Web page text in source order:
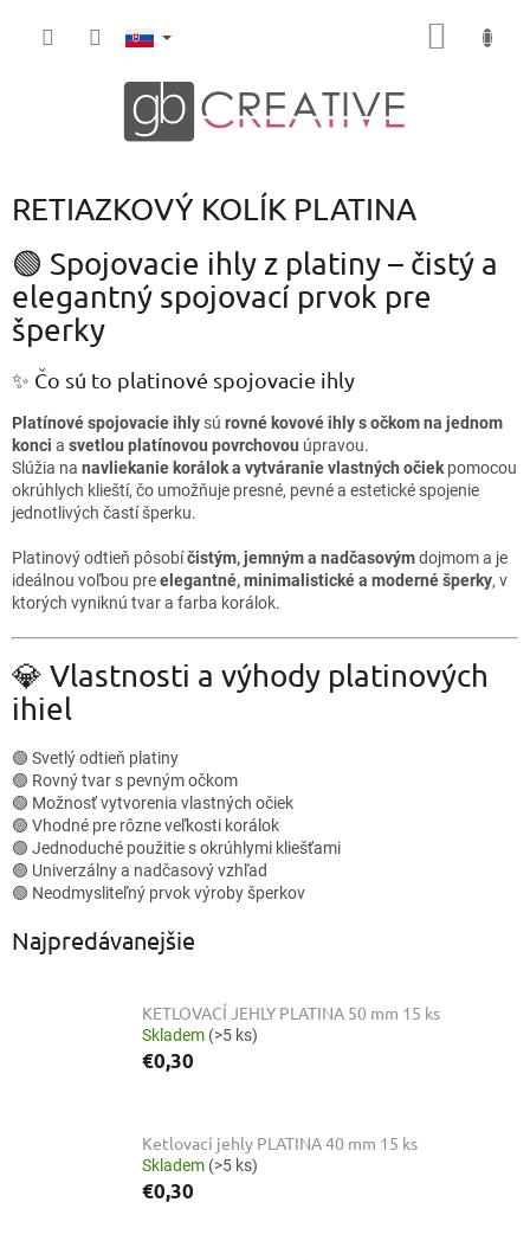
RETIAZKOVÝ KOLÍK PLATINA
🟢 Spojovacie ihly z platiny – čistý a
elegantný spojovací prvok pre
šperky
✨ Čo sú to platinové spojovacie ihly
Platínové spojovacie ihly sú rovné kovové ihly s očkom na jednom
konci a svetlou platínovou povrchovou úpravou.
Slúžia na navliekanie korálok a vytváranie vlastných očiek pomocou
okrúhlych klieští, čo umožňuje presné, pevné a estetické spojenie
jednotlivých častí šperku.
Platinový odtieň pôsobíčistým, jemným a nadčasovýmdojmom a je
ideálnou voľbou preelegantné, minimalistické a moderné šperky, v
ktorých vyniknú tvar a farba korálok.
💎 Vlastnosti a výhody platinových
ihiel
🟢 Svetlý odtieň platiny
🟢 Rovný tvar s pevným očkom
🟢 Možnosť vytvorenia vlastných očiek
🟢 Vhodné pre rôzne veľkosti korálok
🟢 Jednoduché použitie s okrúhlymi kliešťami
🟢 Univerzálny a nadčasový vzhľad
🟢 Neodmysliteľný prvok výroby šperkov
Najpredávanejšie
KETLOVACÍ JEHLY PLATINA 50 mm 15 ks
Skladem (>5 ks)
€0,30
Ketlovací jehly PLATINA 40 mm 15 ks
Skladem (>5 ks)
€0,30